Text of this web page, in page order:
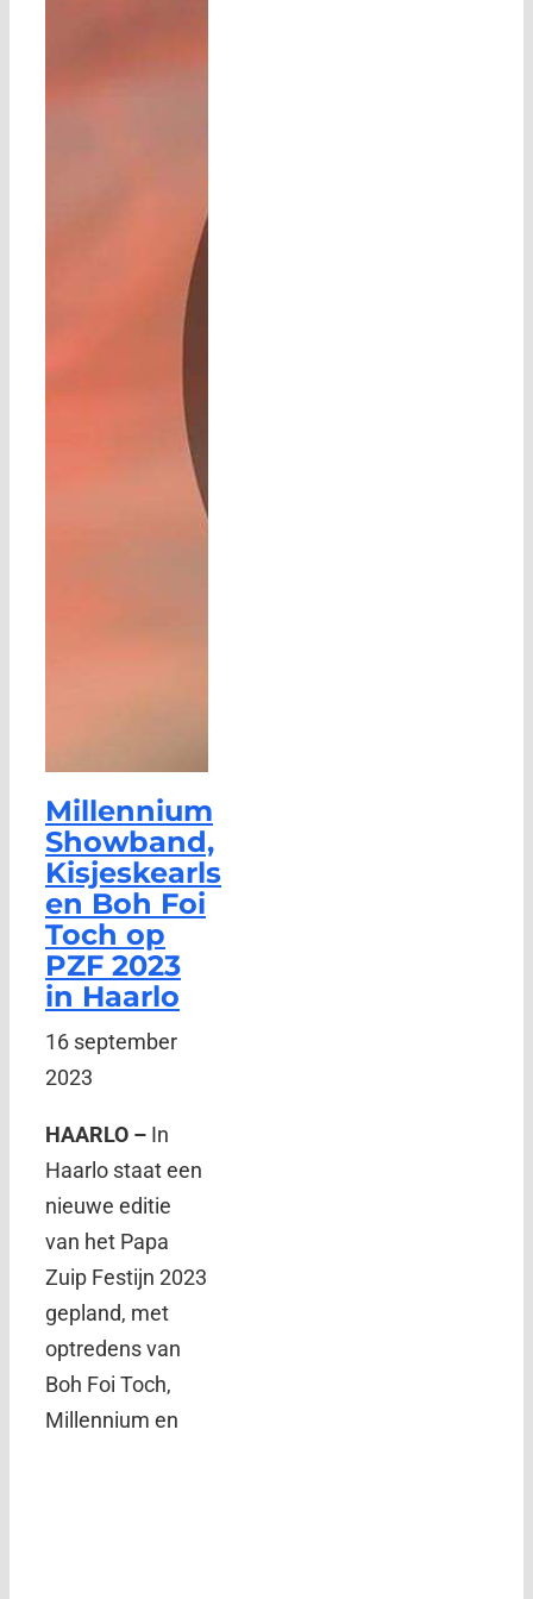
Millennium
Showband,
Kisjeskearls
en Boh Foi
Toch op
PZF 2023
in Haarlo
16 september
2023
HAARLO – In
Haarlo staat een
nieuwe editie
van het Papa
Zuip Festijn 2023
gepland, met
optredens van
Boh Foi Toch,
Millennium en